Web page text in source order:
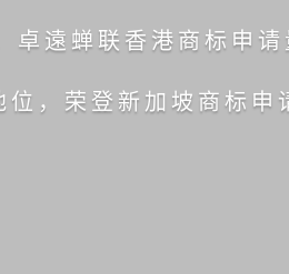
卓遠蝉联香港商标申
，荣登新加坡商标